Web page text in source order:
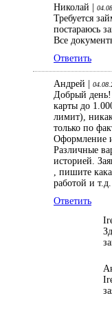
Николай |
Требуется
постараюсь
Все
Ответить
Андрей |
Добрый день!
карты до
лимит),
только по
Оформление и
Различные
историей.
, пишите
работой и т.д.
Ответить